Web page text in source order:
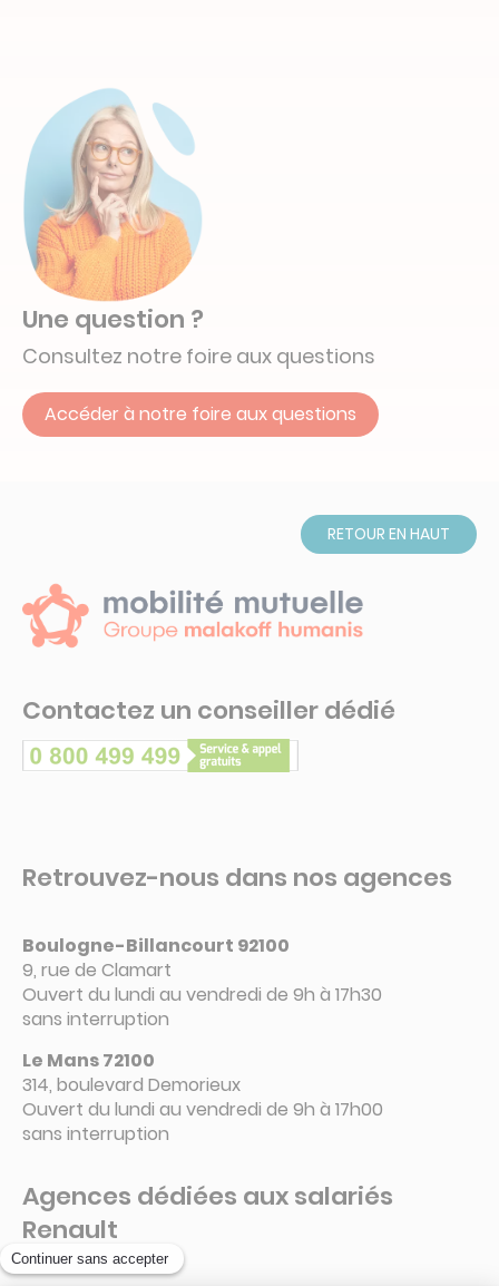
Une question ?
Consultez notre foire aux questions
Accéder à notre foire aux questions
Contactez un conseiller dédié
Retrouvez-nous dans nos agences
Boulogne-Billancourt 92100
9, rue de Clamart
Ouvert du lundi au vendredi de 9h à 17h30
sans interruption
Le Mans 72100
314, boulevard Demorieux
Ouvert du lundi au vendredi de 9h à 17h00
sans interruption
Agences dédiées aux salariés
Renault
RETOUR EN HAUT